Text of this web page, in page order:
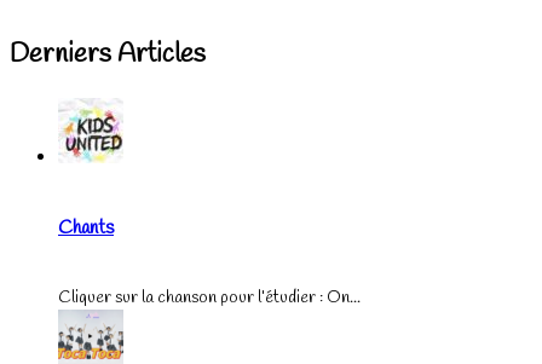
Derniers Articles
Chants
Cliquer sur la chanson pour l’étudier : On...